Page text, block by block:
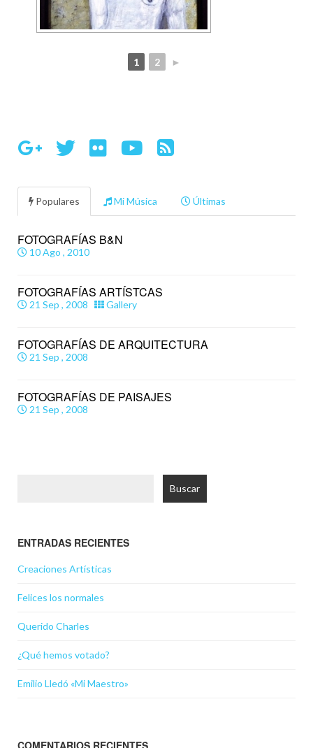
1 2 ►
Populares Mi Música Últimas
FOTOGRAFÍAS B&N
10 Ago , 2010
FOTOGRAFÍAS ARTÍSTCAS
21 Sep , 2008 Gallery
FOTOGRAFÍAS DE ARQUITECTURA
21 Sep , 2008
FOTOGRAFÍAS DE PAISAJES
21 Sep , 2008
ENTRADAS RECIENTES
Creaciones Artísticas
Felices los normales
Querido Charles
¿Qué hemos votado?
Emilio Lledó «Mi Maestro»